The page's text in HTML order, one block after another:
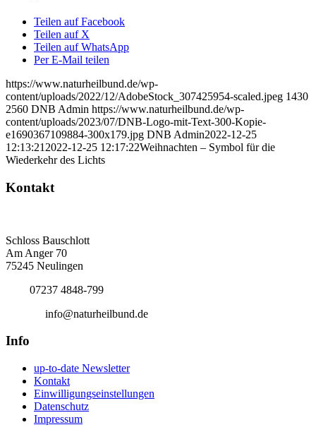
Teilen auf Facebook
Teilen auf X
Teilen auf WhatsApp
Per E-Mail teilen
https://www.naturheilbund.de/wp-
content/uploads/2022/12/AdobeStock_307425954-scaled.jpeg 1430
2560 DNB Admin https://www.naturheilbund.de/wp-
content/uploads/2023/07/DNB-Logo-mit-Text-300-Kopie-
e1690367109884-300x179.jpg DNB Admin2022-12-25
12:13:21 2022-12-25 12:17:22Weihnachten – Symbol für die
Wiederkehr des Lichts
Kontakt
Schloss Bauschlott
Am Anger 70
75245 Neulingen
07237 4848-799
info@naturheilbund.de
Info
up-to-date Newsletter
Kontakt
Einwilligungseinstellungen
Datenschutz
Impressum